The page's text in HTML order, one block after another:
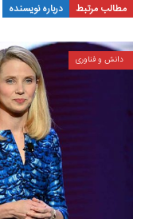
مطالب مرتبط درباره نویسنده
دانش و فناوری